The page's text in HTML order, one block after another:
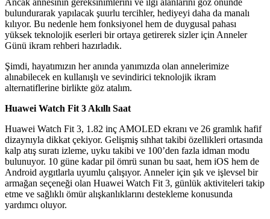
bulundurarak yapılacak şuurlu tercihler, hediyeyi daha da manalı
kılıyor. Bu nedenle hem fonksiyonel hem de duygusal pahası
yüksek teknolojik eserleri bir ortaya getirerek sizler için Anneler
Günü ikram rehberi hazırladık.
Şimdi, hayatımızın her anında yanımızda olan annelerimize
alınabilecek en kullanışlı ve sevindirici teknolojik ikram
alternatiflerine birlikte göz atalım.
Huawei Watch Fit 3 Akıllı Saat
Huawei Watch Fit 3, 1.82 inç AMOLED ekranı ve 26 gramlık hafif
dizaynıyla dikkat çekiyor. Gelişmiş sıhhat takibi özellikleri ortasında
kalp atış suratı izleme, uyku takibi ve 100’den fazla idman modu
bulunuyor. 10 güne kadar pil ömrü sunan bu saat, hem iOS hem de
Android aygıtlarla uyumlu çalışıyor. Anneler için şık ve işlevsel bir
armağan seçeneği olan Huawei Watch Fit 3, günlük aktiviteleri takip
etme ve sağlıklı ömür alışkanlıklarını destekleme konusunda
yardımcı oluyor.